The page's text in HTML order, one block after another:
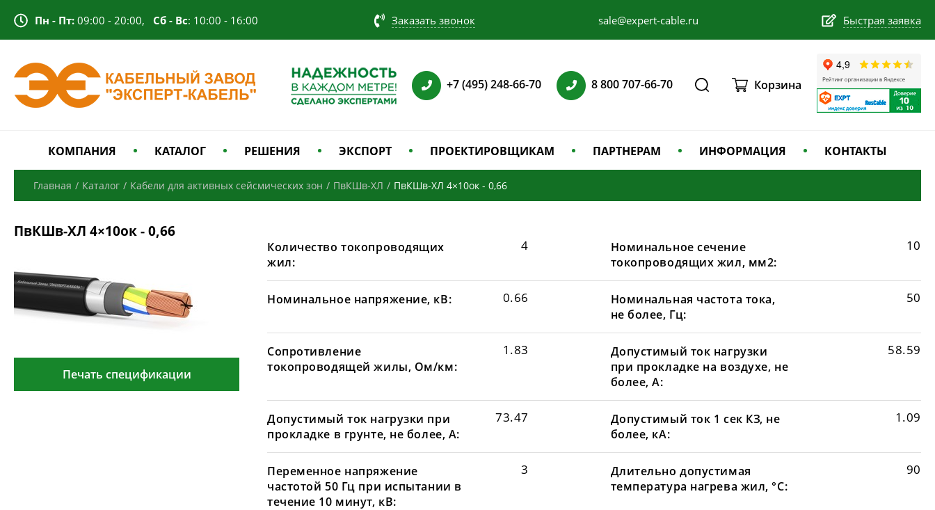
Пн - Пт: 09:00 - 20:00, Сб - Вс: 10:00 - 16:00 Заказать звонок sale@expert-cable.ru Быстрая заявка
+7 (495) 248-66-70 8 800 707-66-70 Корзина
КОМПАНИЯ КАТАЛОГ РЕШЕНИЯ ЭКСПОРТ ПРОЕКТИРОВЩИКАМ ПАРТНЕРАМ ИНФОРМАЦИЯ КОНТАКТЫ
Главная / Каталог / Кабели для активных сейсмических зон / ПвКШв-ХЛ / ПвКШв-ХЛ 4×10ок - 0,66
ПвКШв-ХЛ 4×10ок - 0,66
Печать спецификации
Количество токопроводящих
жил:
4
Номинальное сечение
токопроводящих жил, мм2:
10
Номинальное напряжение, кВ: 0.66
Номинальная частота тока,
не более, Гц:
50
Сопротивление
токопроводящей жилы, Ом/км:
1.83
Допустимый ток нагрузки
при прокладке на воздухе, не
более, А:
58.59
Допустимый ток нагрузки при
прокладке в грунте, не более, А:
73.47
Допустимый ток 1 сек КЗ, не
более, кА:
1.09
Переменное напряжение
частотой 50 Гц при испытании в
течение 10 минут, кВ:
3
Длительно допустимая
температура нагрева жил, °С:
90